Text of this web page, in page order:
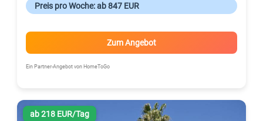
Preis pro Woche: ab 847 EUR
Zum Angebot
Ein Partner-Angebot von HomeToGo
ab 218 EUR/Tag